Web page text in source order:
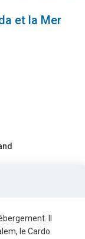
et la Mer
Il
le Cardo